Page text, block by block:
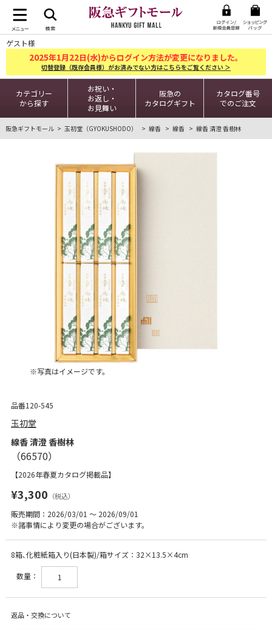
ゲスト様
2025年1月22日(水)からログイン方法が変更になりました。
切替登録（既存会員様）がお済みでない方はこちらをご覧ください ＞
カテゴリー
から探す
お祝い・
お返し・
お見舞い
阪急の
カタログギフト
カタログ番号
でのご注文
阪急ギフトモール 玉初堂（GYOKUSHODO） 線香 線香 線香 清澄 香樹林
※写真はイメージです。
品番120-545
玉初堂
線香 清澄 香樹林
【2026年春夏カタログ掲載品】
¥3,300 （税込）
販売期間：2026/03/01 ～ 2026/09/01
※諸事情により変更の場合がございます。
8箱､化粧紙箱入り(日本製)/箱サイズ：32×13.5×4cm
数量：
返品・交換について